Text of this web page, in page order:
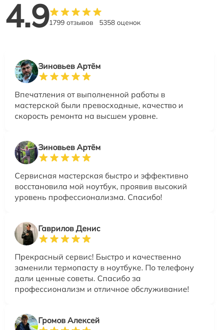
4.91799 отзывов 5358 оценок
Зиновьев Артём
Впечатления от выполненной работы в
мастерской были превосходные, качество и
скорость ремонта на высшем уровне.
Зиновьев Артём
Сервисная мастерская быстро и эффективно
восстановила мой ноутбук, проявив высокий
уровень профессионализма. Спасибо!
Гаврилов Денис
Прекрасный сервис! Быстро и качественно
заменили термопасту в ноутбуке. По телефону
дали ценные советы. Спасибо за
профессионализм и отличное обслуживание!
Громов Алексей